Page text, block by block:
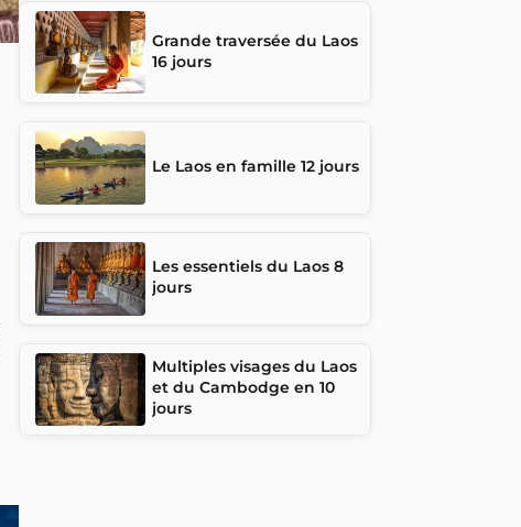
Grande traversée du Laos
16 jours
Le Laos en famille 12 jours
Les essentiels du Laos 8
jours
Multiples visages du Laos
et du Cambodge en 10
jours